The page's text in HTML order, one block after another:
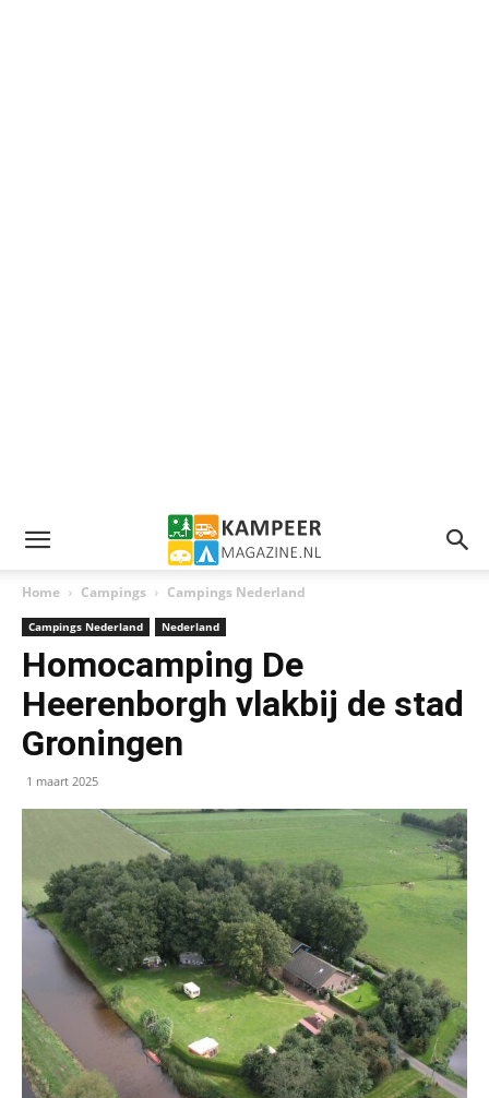
Home Campings Campings Nederland
Campings Nederland Nederland
Homocamping De
Heerenborgh vlakbij de stad
Groningen
1 maart 2025